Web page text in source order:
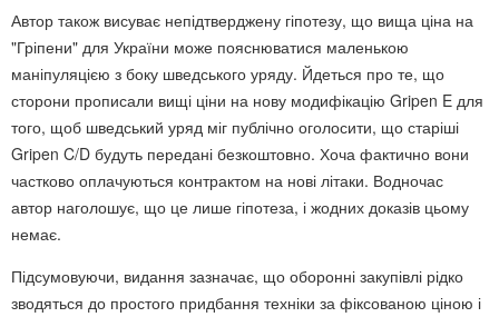
Автор також висуває непідтверджену гіпотезу, що вища ціна на
"Гріпени" для України може пояснюватися маленькою
маніпуляцією з боку шведського уряду. Йдеться про те, що
сторони прописали вищі ціни на нову модифікацію Gripen E для
того, щоб шведський уряд міг публічно оголосити, що старіші
Gripen C/D будуть передані безкоштовно. Хоча фактично вони
частково оплачуються контрактом на нові літаки. Водночас
автор наголошує, що це лише гіпотеза, і жодних доказів цьому
немає.
Підсумовуючи, видання зазначає, що оборонні закупівлі рідко
зводяться до простого придбання техніки за фіксованою ціною і